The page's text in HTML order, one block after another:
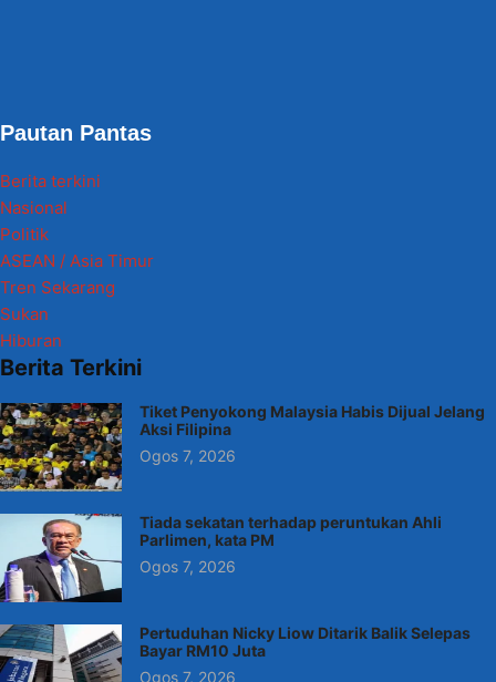
Pautan Pantas
Berita terkini
Nasional
Politik
ASEAN / Asia Timur
Tren Sekarang
Sukan
Hiburan
Berita Terkini
Tiket Penyokong Malaysia Habis Dijual Jelang
Aksi Filipina
Ogos 7, 2026
Tiada sekatan terhadap peruntukan Ahli
Parlimen, kata PM
Ogos 7, 2026
Pertuduhan Nicky Liow Ditarik Balik Selepas
Bayar RM10 Juta
Ogos 7, 2026